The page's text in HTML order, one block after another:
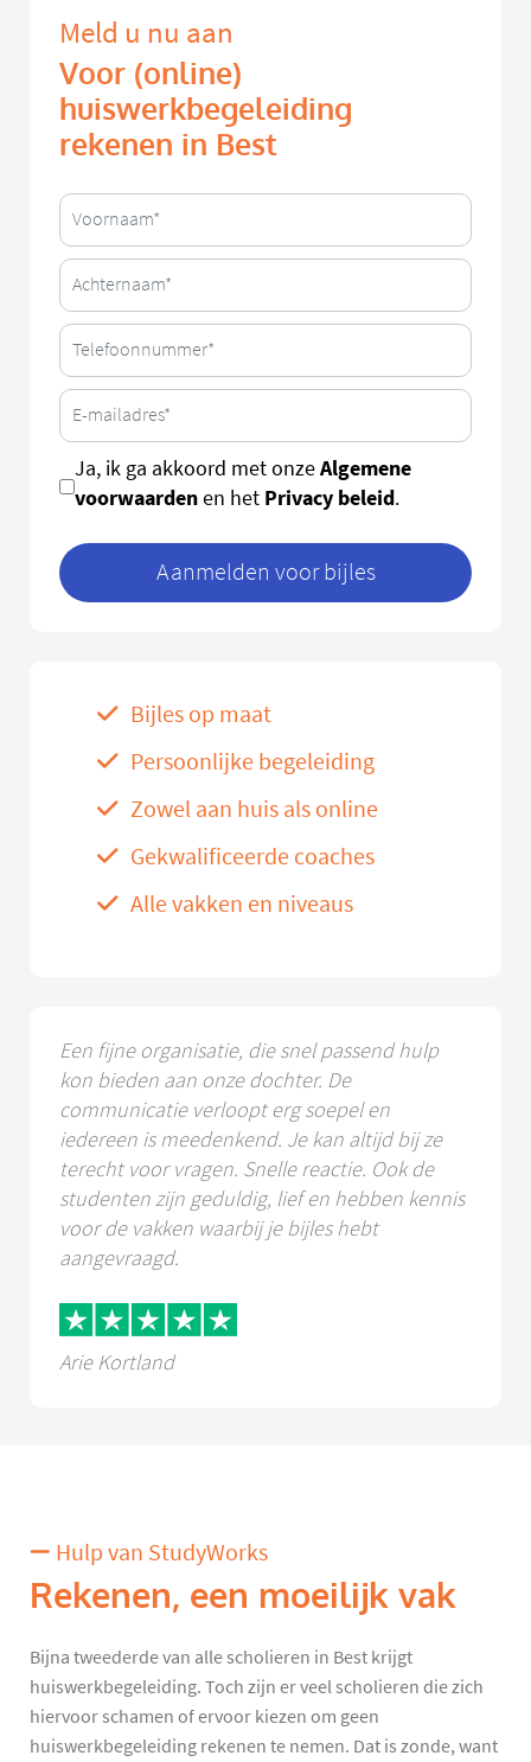
Meld u nu aan
Voor (online)
huiswerkbegeleiding
rekenen in Best
Ja, ik ga akkoord met onzeAlgemene
voorwaardenen het Privacy beleid.
Aanmelden voor bijles
Bijles op maat
Persoonlijke begeleiding
Zowel aan huis als online
Gekwalificeerde coaches
Alle vakken en niveaus
Een fijne organisatie, die snel passend hulp
kon bieden aan onze dochter. De
communicatie verloopt erg soepel en
iedereen is meedenkend. Je kan altijd bij ze
terecht voor vragen. Snelle reactie. Ook de
studenten zijn geduldig, lief en hebben kennis
voor de vakken waarbij je bijles hebt
aangevraagd.
Arie Kortland
Hulp van StudyWorks
Rekenen, een moeilijk vak
Bijna tweederde van alle scholieren in Best krijgt
huiswerkbegeleiding. Toch zijn er veel scholieren die zich
hiervoor schamen of ervoor kiezen om geen
huiswerkbegeleiding rekenen te nemen. Dat is zonde, want